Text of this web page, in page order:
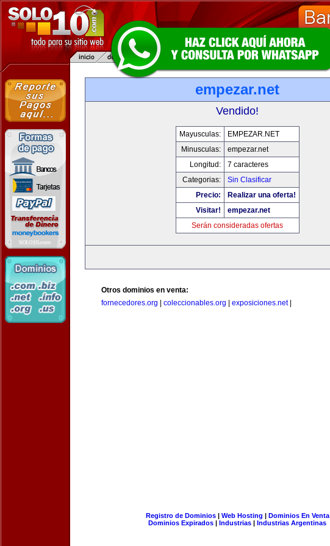
empezar.net
Vendido!
Mayusculas:
EMPEZAR.NET
Minusculas:
empezar.net
Longitud:
7 caracteres
Categorias:
Sin Clasificar
Precio:
Realizar una oferta!
Visitar!
empezar.net
Serán consideradas ofertas
Otros dominios en venta:
fornecedores.org
coleccionables.org exposiciones.net|
Registro de Dominios| Web Hosting | Dominios En Venta
Dominios Expirados | Industrias | Industrias Argentinas